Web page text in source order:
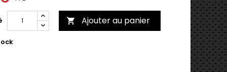
 Ajouter au panier